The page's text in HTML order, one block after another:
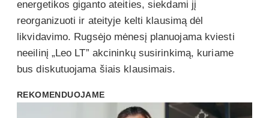
energetikos giganto ateities, siekdami jį
reorganizuoti ir ateityje kelti klausimą dėl
likvidavimo. Rugsėjo mėnesį planuojama kviesti
neeilinį „Leo LT” akcininkų susirinkimą, kuriame
bus diskutuojama šiais klausimais.
REKOMENDUOJAME